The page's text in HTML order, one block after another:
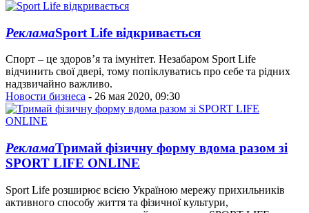
РекламаSport Life відкривається
Спорт – це здоров’я та імунітет. Незабаром Sport Life
відчинить свої двері, тому попіклуватись про себе та рідних
надзвичайно важливо.
Новости бизнеса - 26 мая 2020, 09:30
РекламаТримай фізичну форму вдома разом зі
SPORT LIFE ONLINE
Sport Life розширює всією Україною мережу прихильників
активного способу життя та фізичної культури,